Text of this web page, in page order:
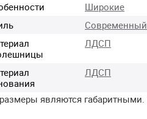
Широкие
Современный
ЛДСП
ЛДСП
являются